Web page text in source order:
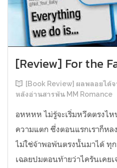
[Review] For the
[Book Review] ผลพลอยได้
หลังอ่านสารพัน MM Romance
อหหหห ไม่รู้จะเริ่มหวีดตรงไ
ความแตก ซึ่งตอนแรกเราก็ห
ไม่ใช่จ้าพอพ้นตรงนั้นมาได้ ทุ
เฉลยปมตอนท้ายว่าไครันเคย